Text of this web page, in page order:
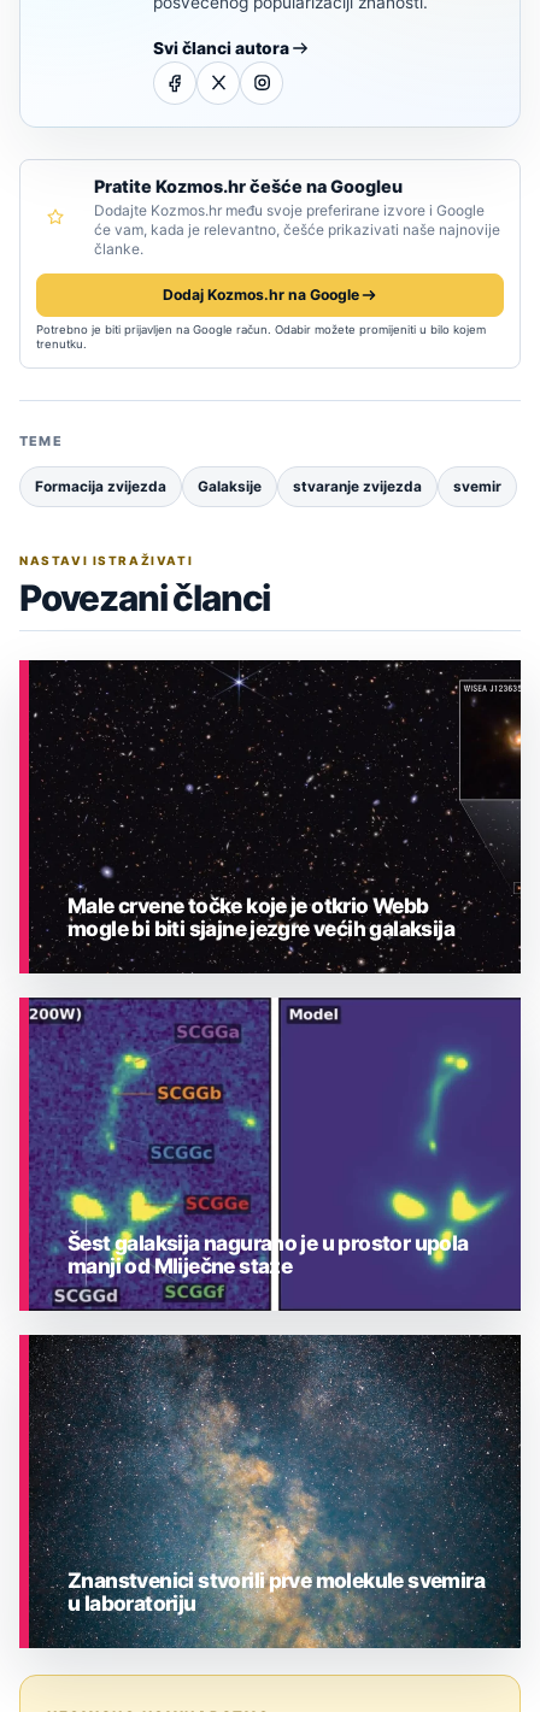
Svi članci autora
Pratite Kozmos.hr češće na Googleu
Dodajte Kozmos.hr među svoje preferirane izvore i Google
će vam, kada je relevantno, češće prikazivati naše najnovije
članke.
Dodaj Kozmos.hr na Google
Potrebno je biti prijavljen na Google račun. Odabir možete promijeniti u bilo kojem
trenutku.
TEME
Formacija zvijezda Galaksije stvaranje zvijezda svemir
NASTAVI ISTRAŽIVATI
Povezani članci
ASTRONOMIJA
Male crvene točke koje je otkrio Webb
mogle bi biti sjajne jezgre većih galaksija
ASTRONOMIJA
Šest galaksija nagurano je u prostor upola
manji od Mliječne staze
Znanstvenici stvorili prve molekule svemira
u laboratoriju